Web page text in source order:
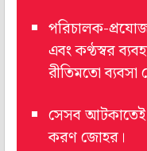
পরিচালক-
এবং কণ্ঠস্বর
রীতিমতো ব্যবসা
সেসব আটকাতেই
করণ জোহর।